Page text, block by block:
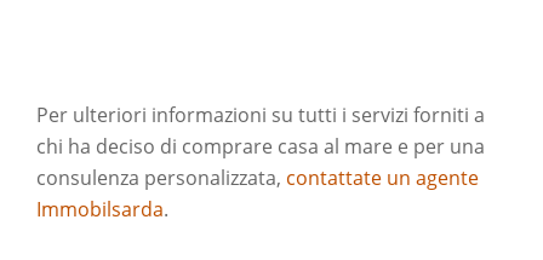
Per ulteriori informazioni su tutti i servizi forniti a
chi ha deciso di comprare casa al mare e per una
consulenza personalizzata, contattate un agente
Immobilsarda.